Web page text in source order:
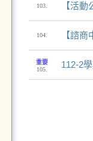
103. 【活
104. 【諮
重要
105.
112-2